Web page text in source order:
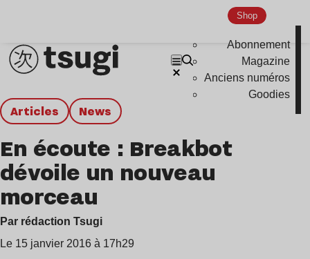
Shop
Abonnement
Magazine
Anciens numéros
Goodies
Articles news
En écoute : Breakbot
dévoile un nouveau
morceau
Par rédaction Tsugi
Le 15 janvier 2016 à 17h29